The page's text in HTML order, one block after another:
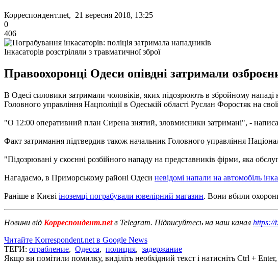
Корреспондент.net, 21 вересня 2018, 13:25
0
406
Інкасаторів розстріляли з травматичної зброї
Правоохоронці Одеси опівдні затримали
В Одесі силовики затримали чоловіків, яких підозрюють в збройному
Головного управління Нацполіції в Одеській області Руслан Форостяк на
"О 12:00 оперативний план Сирена знятий, зловмисники затримані", -
Факт затримання підтвердив також начальник Головного управління
"Підозрювані у скоєнні розбійного нападу на представників фірми, яка
Нагадаємо, в Приморському районі Одеси невідомі напали на автомобіль
Раніше в Києві іноземці пограбували ювелірний магазин. Вони вбили
Новини від Корреспондент.netв Telegram. Підписуйтесь на наш канал https://
Читайте Korrespondent.net в Google News
ТЕГИ: ограбление, Одесса, полиция, задержание
Якщо ви помітили помилку, виділіть необхідний текст і натисніть Ctrl +